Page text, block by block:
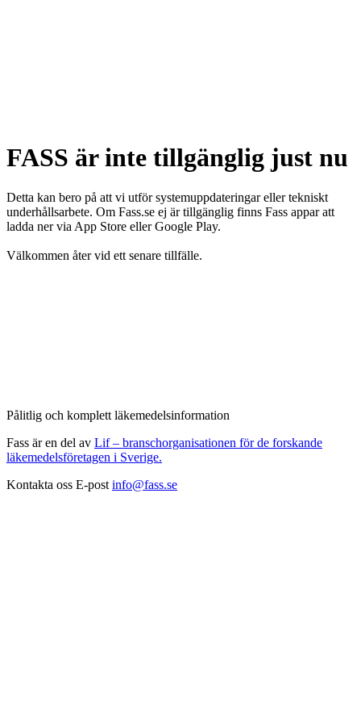
FASS är inte tillgänglig just nu
Detta kan bero på att vi utför systemuppdateringar eller tekniskt
underhållsarbete. Om Fass.se ej är tillgänglig finns Fass appar att
ladda ner via App Store eller Google Play.
Välkommen åter vid ett senare tillfälle.
Pålitlig och komplett läkemedelsinformation
Fass är en del av Lif – branschorganisationen för de forskande
läkemedelsföretagen i Sverige.
Kontakta oss E-post info@fass.se